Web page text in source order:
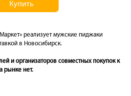
Купить
реализует мужские пиджаки
в Новосибирск.
и организаторов совместных покупок к
рынке нет.